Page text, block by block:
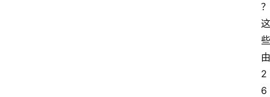
？
这
些
由
2
6